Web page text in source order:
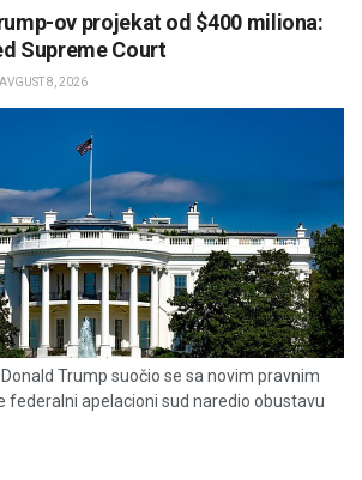
ov projekat od $400 miliona:
Supreme Court
AVGUST 8, 2026
Trump suočio se sa novim pravnim
federalni apelacioni sud naredio obustavu